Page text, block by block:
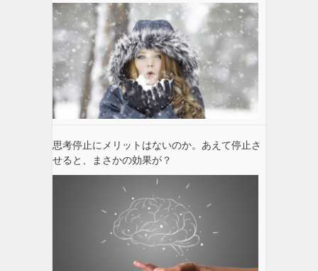
思考停止にメリットはないのか。あえて停止さ
せると、まさかの効果が？